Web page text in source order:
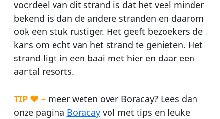
voordeel van dit strand is dat het veel minder
bekend is dan de andere stranden en daarom
ook een stuk rustiger. Het geeft bezoekers de
kans om echt van het strand te genieten. Het
strand ligt in een baai met hier en daar een
aantal resorts.
TIP ♥ – meer weten over Boracay? Lees dan
onze pagina Boracayvol met tips en leuke